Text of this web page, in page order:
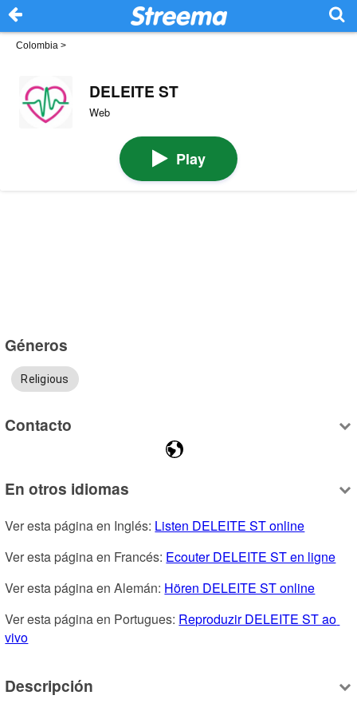
Colombia >
DELEITE ST
Web
Play
Géneros
Religious
Contacto
En otros idiomas
Ver esta página en Inglés: Listen DELEITE ST online
Ver esta página en Francés: Ecouter DELEITE ST en ligne
Ver esta página en Alemán: Hören DELEITE ST online
Ver esta página en Portugues: Reproduzir DELEITE ST ao
vivo
Descripción